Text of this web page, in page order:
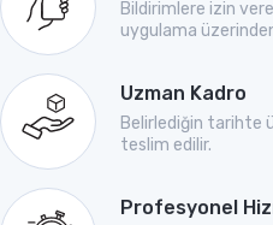
Bildirimlere izin
uygulama
Uzman Kadro
Belirlediğin tarihte
teslim edilir.
Profesyonel